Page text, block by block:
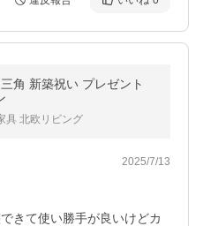
角 新築祝い プレゼント
具 北欧リビング
2025/7/13
きて使い勝手が良いけどカ